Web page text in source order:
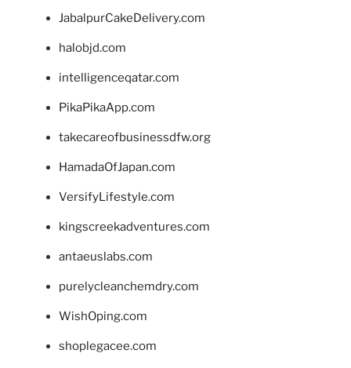
JabalpurCakeDelivery.com
halobjd.com
intelligenceqatar.com
PikaPikaApp.com
takecareofbusinessdfw.org
HamadaOfJapan.com
VersifyLifestyle.com
kingscreekadventures.com
antaeuslabs.com
purelycleanchemdry.com
WishOping.com
shoplegacee.com